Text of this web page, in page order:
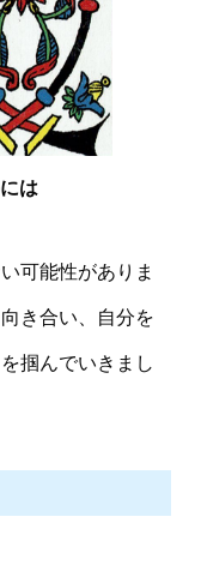
は
可能性がありま
き合い、自分を
掴んでいきまし